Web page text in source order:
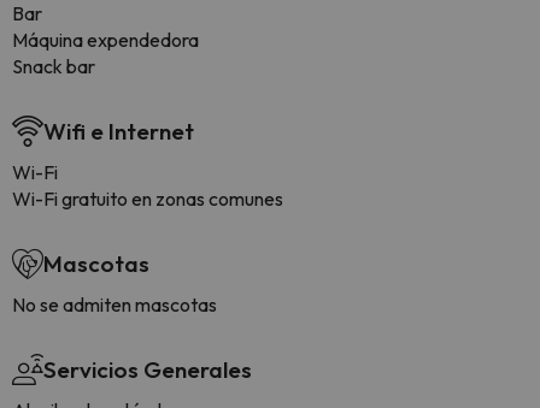
Bar
Máquina expendedora
Snack bar
Wifi e Internet
Wi-Fi
Wi-Fi gratuito en zonas comunes
Mascotas
No se admiten mascotas
Servicios Generales